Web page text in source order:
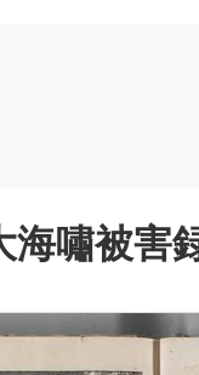
嘯被害